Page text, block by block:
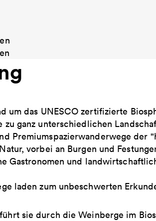
um das UNESCO zertifizierte
ganz unterschiedlichen
Premiumspazierwanderwege der
vorbei an Burgen und
Gastronomen und
laden zum unbeschwerten
führt sie durch die Weinberge im